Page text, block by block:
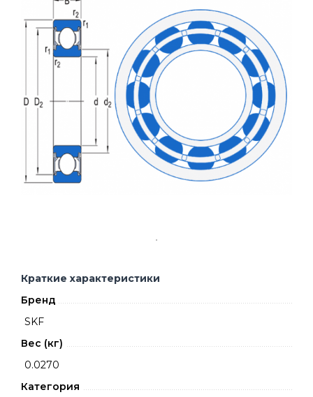
Краткие характеристики
Бренд
SKF
Вес (кг)
0.0270
Категория